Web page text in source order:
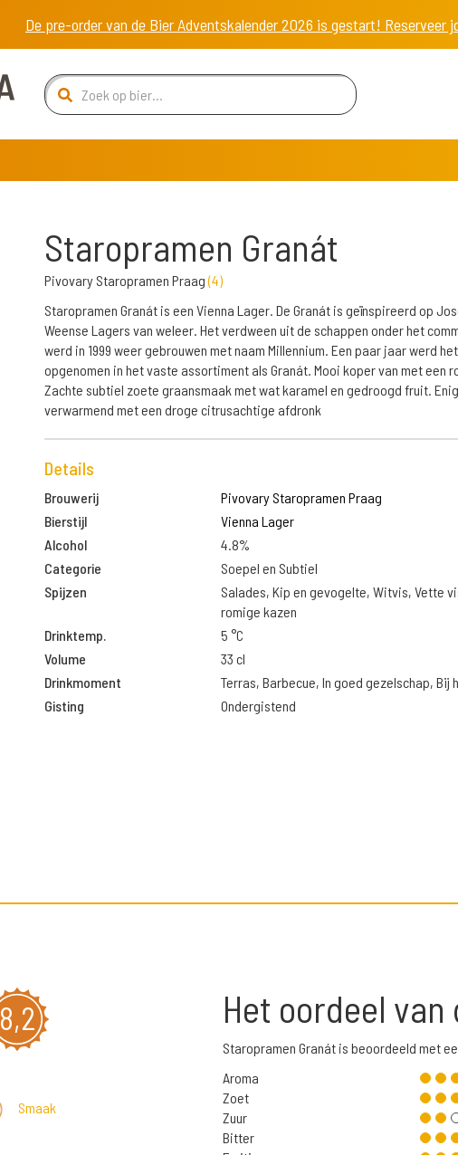
De pre-order van de Bier Adventskalender 2026 is gestart! Reserveer
Staropramen Granát
Pivovary Staropramen Praag(4)
Staropramen Granát is een Vienna Lager. De Granát is geïnspireerd op
Weense Lagers van weleer. Het verdween uit de schappen onder het
werd in 1999 weer gebrouwen met naam Millennium. Een paar jaar werd
opgenomen in het vaste assortiment als Granát. Mooi koper van met een
Zachte subtiel zoete graansmaak met wat karamel en gedroogd fruit.
verwarmend met een droge citrusachtige afdronk
Details
Brouwerij
Pivovary Staropramen Praag
Bierstijl
Vienna Lager
Alcohol
4.8%
Categorie
Soepel en Subtiel
Spijzen
Salades, Kip en gevogelte, Witvis, Vette
romige kazen
Drinktemp.
5 °C
Volume
33 cl
Drinkmoment
Terras, Barbecue, In goed gezelschap, Bij
Gisting
Ondergistend
8,2
Smaak
Het oordeel van
Staropramen Granát is beoordeeld met
Aroma
Zoet
Zuur
Bitter